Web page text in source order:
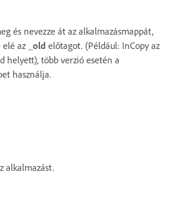
és nevezze át az alkalmazásmappát,
elé az _old előtagot. (Például: InCopy az
helyett), több verzió esetén a
használja.
alkalmazást.